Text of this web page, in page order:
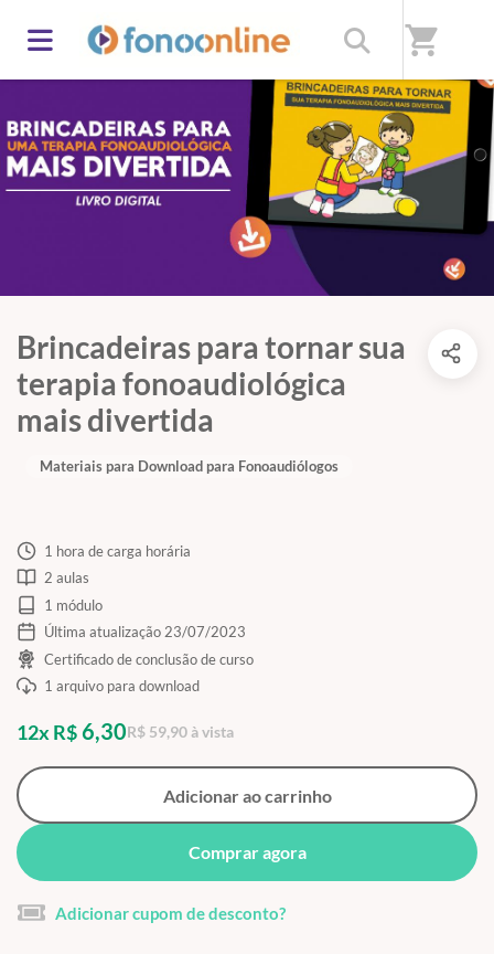
shopping_cart
Brincadeiras para tornar sua
terapia fonoaudiológica
mais divertida
Materiais para Download para Fonoaudiólogos
1 hora de carga horária
2 aulas
1 módulo
Última atualização 23/07/2023
Certificado de conclusão de curso
1 arquivo para download
12x R$6,30R$ 59,90 à vista
Adicionar ao carrinho
Comprar agora
Adicionar cupom de desconto?